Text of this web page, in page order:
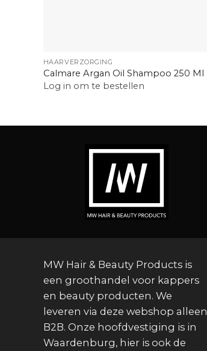
HAARVERZORGING
Calmare Argan Oil Shampoo 250 Ml
Log in om te bestellen
MW Hair & Beauty Products is
een groothandel voor kappers
en beauty producten. We
leveren via deze webshop alleen
B2B. Onze hoofdvestiging is in
Waardenburg, hier is ook de